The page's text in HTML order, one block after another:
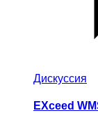
Дискуссия
EXceed